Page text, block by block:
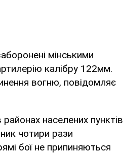
мінськими
калібру 122мм.
вогню, повідомляє
населених пунктів
чотири рази
бої не припиняються